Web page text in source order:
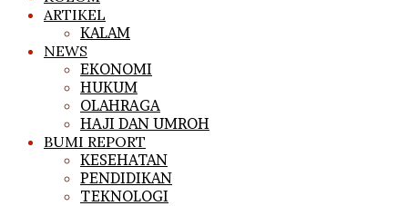
ARTIKEL
KALAM
NEWS
EKONOMI
HUKUM
OLAHRAGA
HAJI DAN UMROH
BUMI REPORT
KESEHATAN
PENDIDIKAN
TEKNOLOGI